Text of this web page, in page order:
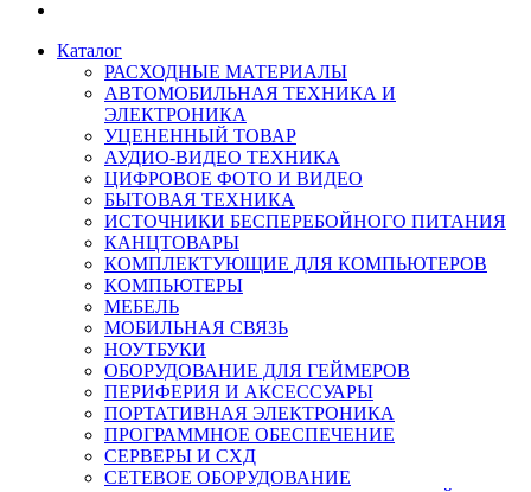
Каталог
РАСХОДНЫЕ МАТЕРИАЛЫ
АВТОМОБИЛЬНАЯ ТЕХНИКА И
ЭЛЕКТРОНИКА
УЦЕНЕННЫЙ ТОВАР
АУДИО-ВИДЕО ТЕХНИКА
ЦИФРОВОЕ ФОТО И ВИДЕО
БЫТОВАЯ ТЕХНИКА
ИСТОЧНИКИ БЕСПЕРЕБОЙНОГО ПИТАНИЯ
КАНЦТОВАРЫ
КОМПЛЕКТУЮЩИЕ ДЛЯ КОМПЬЮТЕРОВ
КОМПЬЮТЕРЫ
МЕБЕЛЬ
МОБИЛЬНАЯ СВЯЗЬ
НОУТБУКИ
ОБОРУДОВАНИЕ ДЛЯ ГЕЙМЕРОВ
ПЕРИФЕРИЯ И АКСЕССУАРЫ
ПОРТАТИВНАЯ ЭЛЕКТРОНИКА
ПРОГРАММНОЕ ОБЕСПЕЧЕНИЕ
СЕРВЕРЫ И СХД
СЕТЕВОЕ ОБОРУДОВАНИЕ